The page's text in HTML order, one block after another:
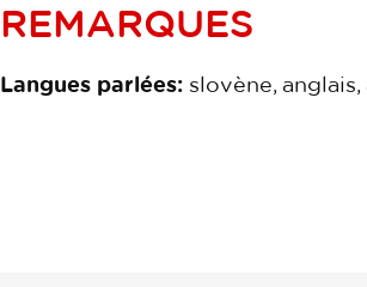
REMARQUES
Langues parlées: slovène,